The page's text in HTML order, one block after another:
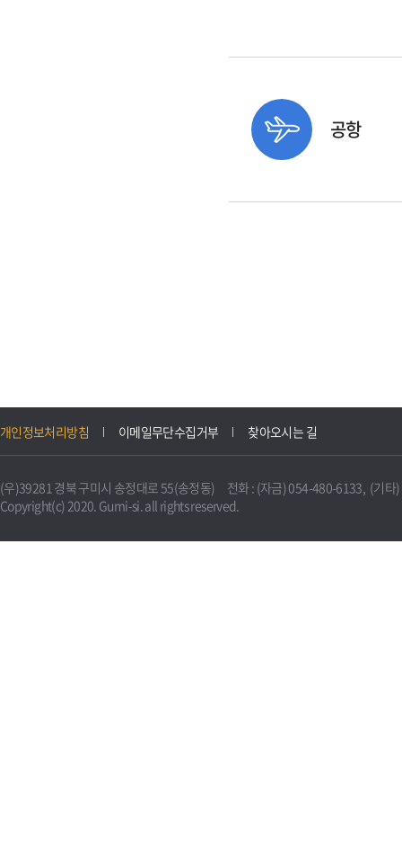
공항
개인정보처리방침 이메일무단수집거부 찾아오시는 길
(우)39281 경북 구미시 송정대로 55(송정동) 전화 : (자금) 054-480-6133, (기타
Copyright(c) 2020. Gumi-si. all rights reserved.